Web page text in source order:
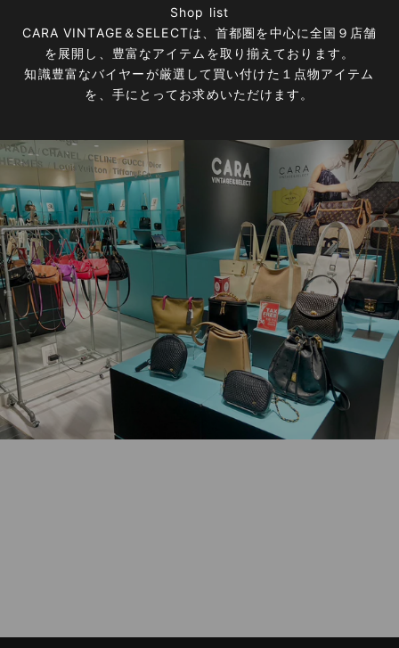
Shop list
CARA VINTAGE＆SELECTは、首都圏を中心に全国９店舗
を展開し、豊富なアイテムを取り揃えております。
知識豊富なバイヤーが厳選して買い付けた１点物アイテム
を、手にとってお求めいただけます。